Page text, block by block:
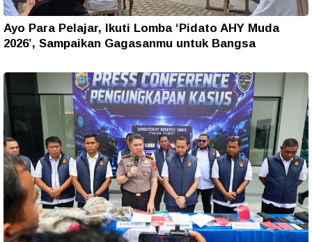
Ayo Para Pelajar, Ikuti Lomba ‘Pidato AHY Muda
2026’, Sampaikan Gagasanmu untuk Bangsa